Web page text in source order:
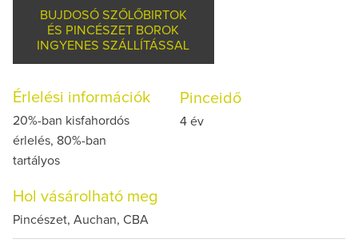
BUJDOSÓ SZŐLŐBIRTOK
ÉS PINCÉSZET BOROK
INGYENES SZÁLLÍTÁSSAL
Érlelési információk
20%-ban kisfahordós
érlelés, 80%-ban
tartályos
Pinceidő
4 év
Hol vásárolható meg
Pincészet, Auchan, CBA